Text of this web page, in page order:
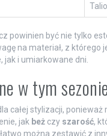
powinien być nie tylko
na materiał, z
jak i umiarkowane dni.
w tym
całej stylizacji, ponieważ
jak beżczy szarość,
można zestawić z